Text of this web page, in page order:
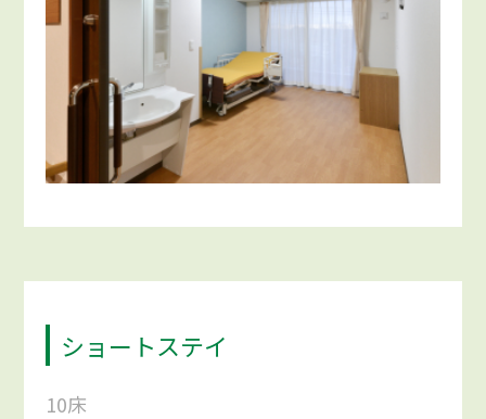
ショートステイ
10床